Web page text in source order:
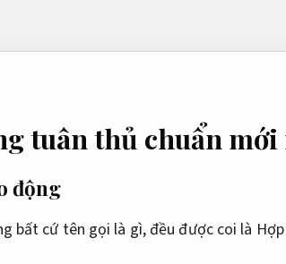
tuân thủ chuẩn
động
bất cứ tên gọi là gì, đều được coi là